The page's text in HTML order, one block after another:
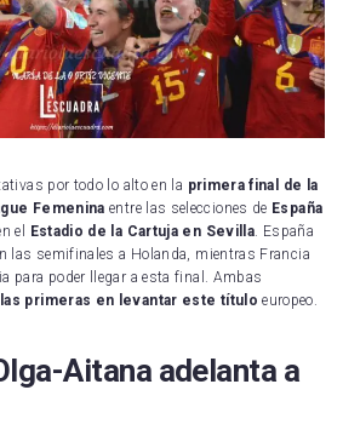
por todo lo alto en la primera final de la
Femenina entre las selecciones de España
el Estadio de la Cartuja en Sevilla. España
las semifinales a Holanda, mientras Francia
para poder llegar a esta final. Ambas
primeras en levantar este título europeo.
Aitana adelanta a